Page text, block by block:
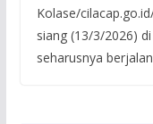
Kolase/
siang (13/3/2026)
seharusnya berjalan